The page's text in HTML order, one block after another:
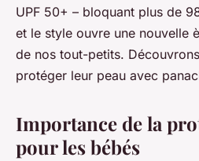
UPF 50+ – bloquant plus de
et le style ouvre une nouvelle
de nos tout-petits.
protéger leur peau avec
Importance de la
pour les bébés